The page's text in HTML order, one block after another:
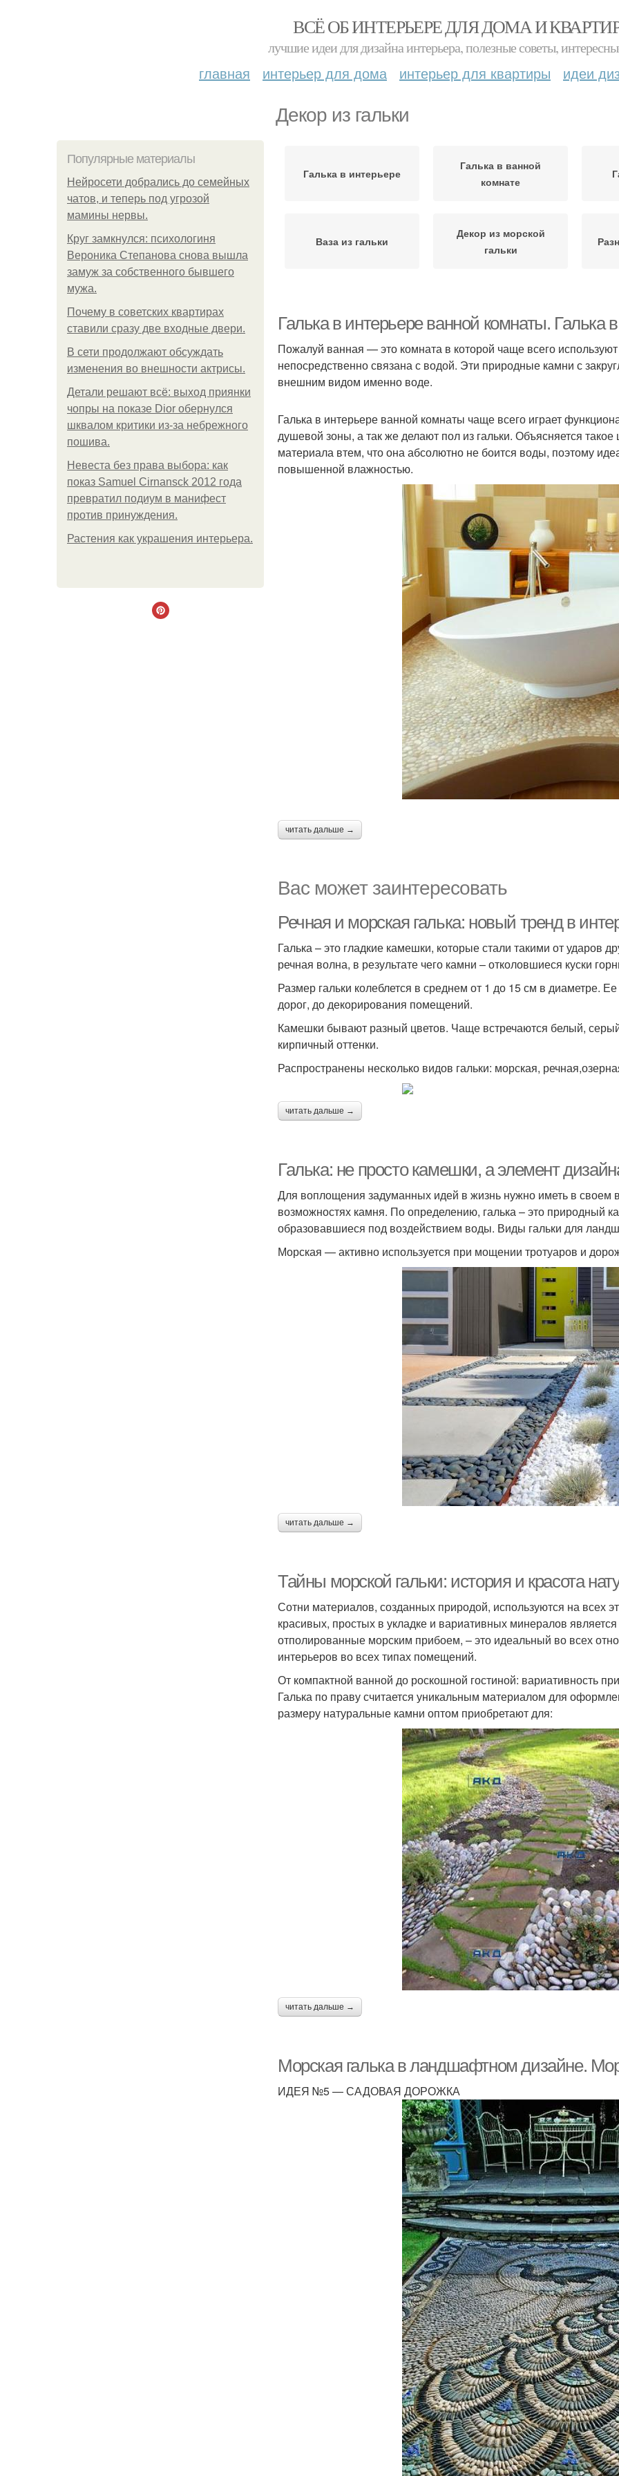
ВСЁ ОБ ИНТЕРЬЕРЕ ДЛЯ ДОМА И
лучшие идеи для дизайна интерьера, полезные советы,
главная интерьер для дома интерьер для квартиры идеи
Декор из гальки
Популярные материалы
Нейросети добрались до семейных
чатов, и теперь под угрозой
мамины нервы.
Круг замкнулся: психологиня
Вероника Степанова снова вышла
замуж за собственного бывшего
мужа.
Почему в советских квартирах
ставили сразу две входные двери.
В сети продолжают обсуждать
изменения во внешности актрисы.
Детали решают всё: выход приянки
чопры на показе Dior обернулся
шквалом критики из-за небрежного
пошива.
Невеста без права выбора: как
показ Samuel Cirnansck 2012 года
превратил подиум в манифест
против принуждения.
Растения как украшения интерьера.
Галька в интерьере
Галька в ванной
комнате
Ваза из гальки
Декор из морской
гальки
гальки
комнате
Галька в интерьере ванной комнаты. Галька
Пожалуй ванная — это комната в которой чаще всего
непосредственно связана с водой. Эти природные камни с
внешним видом именно воде.
Галька в интерьере ванной комнаты чаще всего играет
душевой зоны, а так же делают пол из гальки. Объясняется
материала втем, что она абсолютно не боится воды, поэтому
повышенной влажностью.
читать дальше →
Вас может заинтересовать
Речная и морская галька: новый тренд в
Галька – это гладкие камешки, которые стали такими от ударов
речная волна, в результате чего камни – отколовшиеся куски
Размер гальки колеблется в среднем от 1 до 15 см в диаметре.
дорог, до декорирования помещений.
Камешки бывают разный цветов. Чаще встречаются белый,
кирпичный оттенки.
Распространены несколько видов гальки: морская,
читать дальше →
Галька: не просто камешки, а элемент
Для воплощения задуманных идей в жизнь нужно иметь в своем
возможностях камня. По определению, галька – это природный
образовавшиеся под воздействием воды. Виды гальки для
Морская — активно используется при мощении тротуаров и
читать дальше →
Тайны морской гальки: история и красота
Сотни материалов, созданных природой, используются на
красивых, простых в укладке и вариативных минералов
отполированные морским прибоем, – это идеальный во всех
интерьеров во всех типах помещений.
От компактной ванной до роскошной гостиной: вариативность
Галька по праву считается уникальным материалом для
размеру натуральные камни оптом приобретают для:
читать дальше →
Морская галька в ландшафтном дизайне.
ИДЕЯ №5 — САДОВАЯ ДОРОЖКА